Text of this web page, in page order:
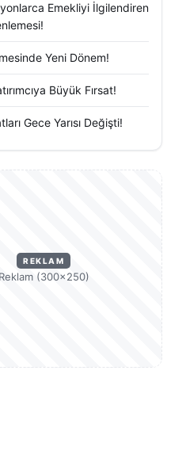
Emekliyi İlgilendiren
Yeni Dönem!
Büyük Fırsat!
Gece Yarısı Değişti!
REKLAM
Reklam (300×250)